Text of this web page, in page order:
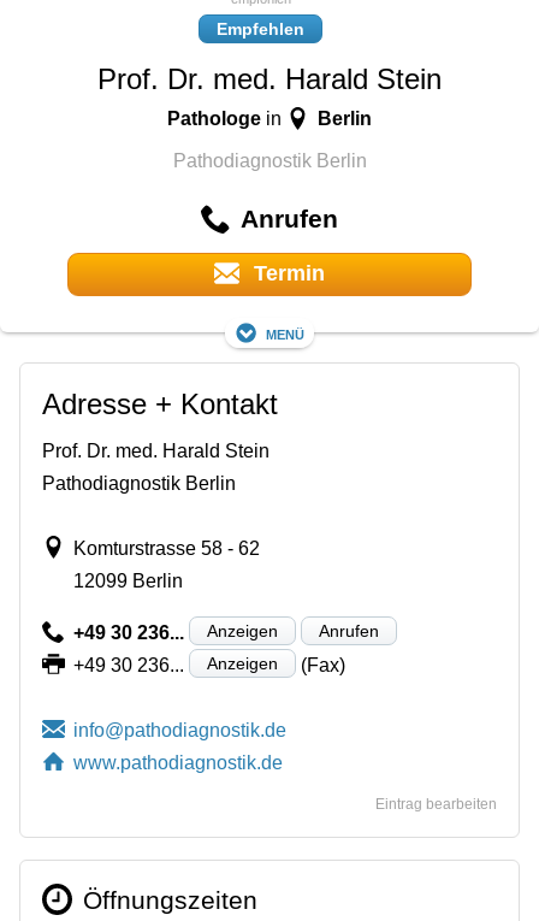
Empfehlen
Prof. Dr. med. Harald Stein
Pathologe in Berlin
Pathodiagnostik Berlin
Anrufen
Termin
Menü
Adresse + Kontakt
Prof. Dr. med. Harald Stein
Pathodiagnostik Berlin
Komturstrasse 58 - 62
12099 Berlin
+49 30 236... Anzeigen Anrufen
+49 30 236... Anzeigen (Fax)
www.pathodiagnostik.de
Eintrag bearbeiten
Öffnungszeiten